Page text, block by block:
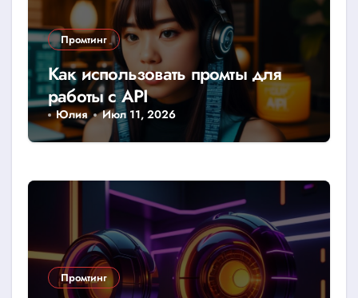
Промтинг
Как использовать промты для
работы с API
Юлия Июл 11, 2026
Промтинг